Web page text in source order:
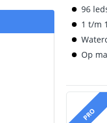
96
1 t/m
Op
PRO